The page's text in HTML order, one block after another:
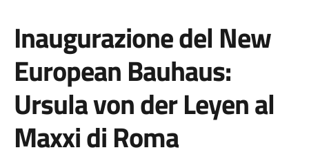
Inaugurazione del New
European Bauhaus:
Ursula von der Leyen al
Maxxi di Roma